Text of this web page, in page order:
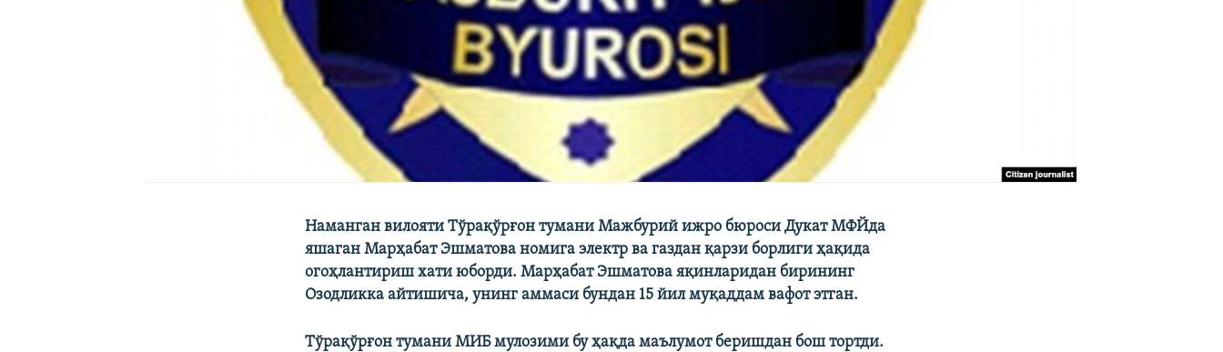
Наманган вилояти Тўрақўрғон тумани Мажбурий ижро бюроси Дукат МФЙда
яшаган Марҳабат Эшматова номига электр ва газдан қарзи борлиги ҳақида
огоҳлантириш хати юборди. Марҳабат Эшматова яқинларидан бирининг
Озодликка айтишича, унинг аммаси бундан 15 йил муқаддам вафот этган.
Тўрақўрғон тумани МИБ мулозими бу ҳақда маълумот беришдан бош тортди.